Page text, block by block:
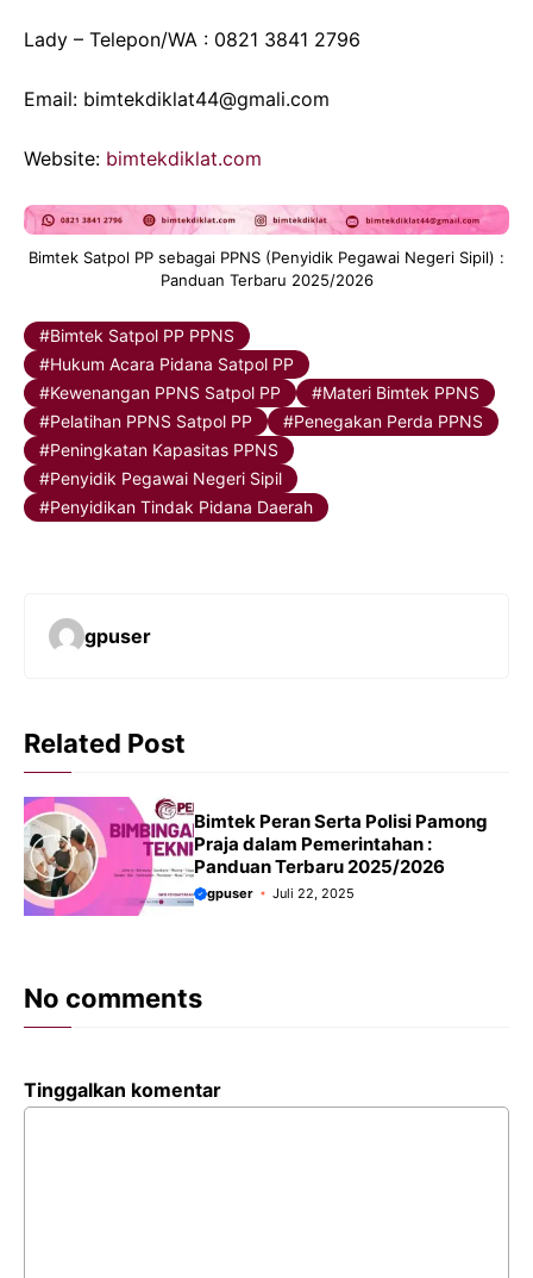
Lady – Telepon/WA : 0821 3841 2796
Email: bimtekdiklat44@gmali.com
Website: bimtekdiklat.com
Bimtek Satpol PP sebagai PPNS (Penyidik Pegawai Negeri Sipil) :
Panduan Terbaru 2025/2026
Bimtek Satpol PP PPNS
Hukum Acara Pidana Satpol PP
Kewenangan PPNS Satpol PP
Materi Bimtek PPNS
Pelatihan PPNS Satpol PP
Penegakan Perda PPNS
Peningkatan Kapasitas PPNS
Penyidik Pegawai Negeri Sipil
Penyidikan Tindak Pidana Daerah
gpuser
Related Post
Bimtek Peran Serta Polisi Pamong
Praja dalam Pemerintahan :
Panduan Terbaru 2025/2026
gpuser Juli 22, 2025
No comments
Tinggalkan komentar